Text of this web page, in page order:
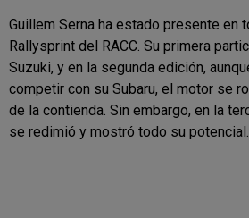
Guillem Serna ha estado presente en
Rallysprint del RACC. Su primera
Suzuki, y en la segunda edición,
competir con su Subaru, el motor se
de la contienda. Sin embargo, en la
se redimió y mostró todo su potencial.